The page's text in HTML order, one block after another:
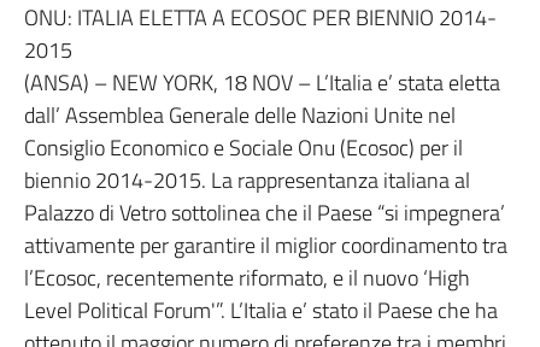
ONU: ITALIA ELETTA A ECOSOC PER BIENNIO 2014-
2015
(ANSA) – NEW YORK, 18 NOV – L’Italia e’ stata eletta
dall’ Assemblea Generale delle Nazioni Unite nel
Consiglio Economico e Sociale Onu (Ecosoc) per il
biennio 2014-2015. La rappresentanza italiana al
Palazzo di Vetro sottolinea che il Paese “si impegnera’
attivamente per garantire il miglior coordinamento tra
l’Ecosoc, recentemente riformato, e il nuovo ‘High
Level Political Forum'”. L’Italia e’ stato il Paese che ha